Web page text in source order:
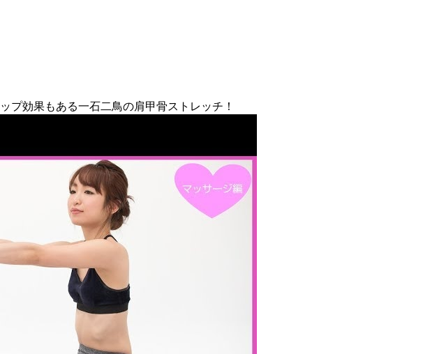
プ効果もある一石二鳥の肩甲骨ストレッチ！